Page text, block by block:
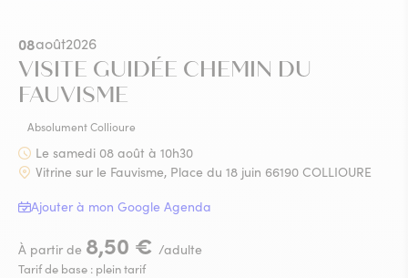
08août2026
VISITE GUIDÉE CHEMIN DU
FAUVISME
Absolument Collioure
Le samedi 08 août à 10h30
Vitrine sur le Fauvisme, Place du 18 juin 66190 COLLIOURE
Ajouter à mon Google Agenda
À partir de 8,50 € /adulte
Tarif de base : plein tarif